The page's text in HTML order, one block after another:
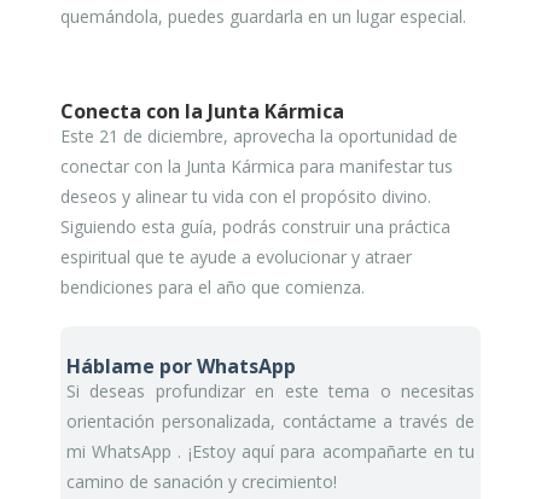
quemándola, puedes guardarla en un lugar especial.
Conecta con la Junta Kármica
Este 21 de diciembre, aprovecha la oportunidad de
conectar con la Junta Kármica para manifestar tus
deseos y alinear tu vida con el propósito divino.
Siguiendo esta guía, podrás construir una práctica
espiritual que te ayude a evolucionar y atraer
bendiciones para el año que comienza.
Háblame por WhatsApp
Si deseas profundizar en este tema o necesitas
orientación personalizada, contáctame a través de
mi WhatsApp . ¡Estoy aquí para acompañarte en tu
camino de sanación y crecimiento!